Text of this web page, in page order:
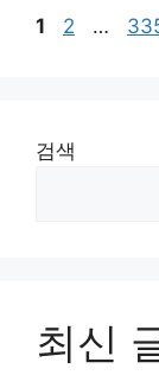
Page
1 Page
2 …
검색
최신